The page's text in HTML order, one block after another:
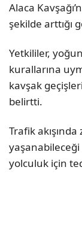
Alaca
şekilde arttığı
Yetkililer,
kurallarına
kavşak
belirtti.
Trafik
yolculuk için